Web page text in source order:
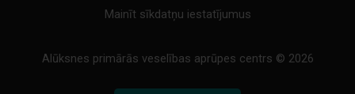
Mainīt sīkdatņu iestatījumus
Alūksnes primārās veselības aprūpes centrs © 2026